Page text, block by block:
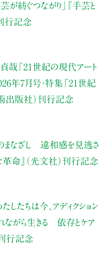
芸が紡ぐつながり」
『手芸と
刊行記念
哉 「21世紀の現代アート
年7月号・特集「21世紀
出版社）刊行記念
まなざし 違和感を見逃さ
革命』（光文社）刊行記念
たしたちは今、アディクション
ながら生きる 依存とケア
行記念